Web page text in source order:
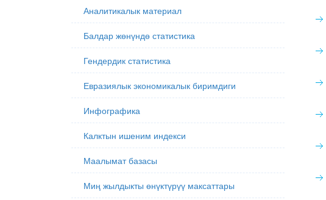
Аналитикалык материал
Балдар жөнүндө статистика
Гендердик статистика
Евразиялык экономикалык биримдиги
Инфографика
Калктын ишеним индекси
Маалымат базасы
Миң жылдыкты өнүктүрүү максаттары